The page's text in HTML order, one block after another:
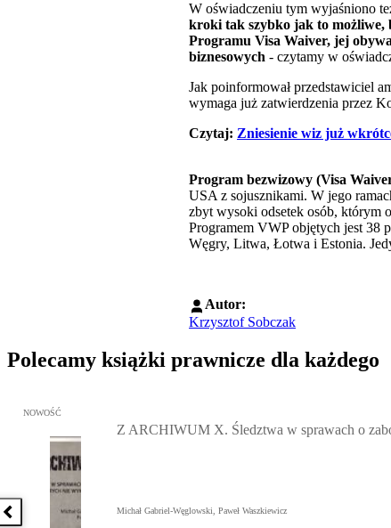
W oświadczeniu tym wyjaśniono
kroki tak szybko jak to możliwe,
Programu Visa Waiver, jej
biznesowych - czytamy w
Jak poinformował przedstawiciel
wymaga już zatwierdzenia przez
Czytaj: ​ Zniesienie wiz już
Program bezwizowy (Visa
USA z sojusznikami. W jego
zbyt wysoki odsetek osób, którym
Programem VWP objętych jest 38
Węgry, Litwa, Łotwa i Estonia.
Autor:
Krzysztof Sobczak
Polecamy książki prawnicze dla każdego
Poprzednia książka
Przejdź do: Z ARCHIWUM X. Śledztwa w sprawach o
NOWOŚĆ
Z ARCHIWUM X. Śledztwa w sprawach o
Michał Gabriel-Węglowski, Paweł Waszkiewicz